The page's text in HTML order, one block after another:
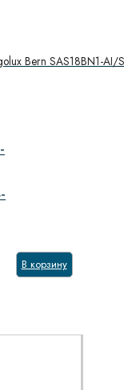
Bern SAS18BN1-AI/
В корзину